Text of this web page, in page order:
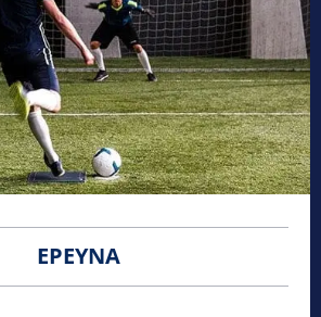
ΈΡΕΥΝΑ